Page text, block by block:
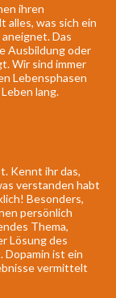
ihren
alles, was sich ein
Das
Ausbildung oder
Wir sind immer
Lebensphasen
lang.
Kennt ihr das,
verstanden habt
Besonders,
persönlich
Thema,
Lösung des
Dopamin ist ein
vermittelt